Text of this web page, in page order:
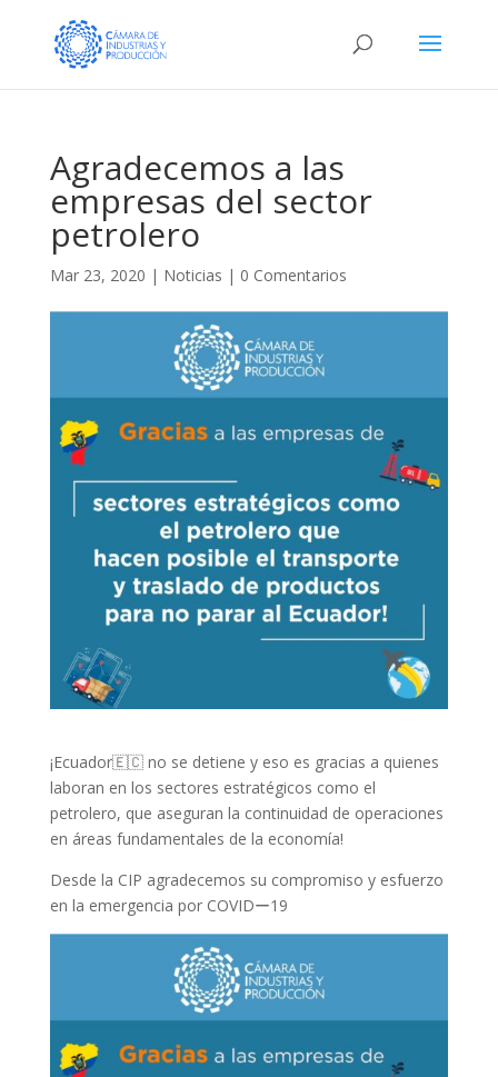
Agradecemos a las
empresas del sector
petrolero
Mar 23, 2020 | Noticias | 0 Comentarios
¡Ecuador🇪🇨 no se detiene y eso es gracias a quienes
laboran en los sectores estratégicos como el
petrolero, que aseguran la continuidad de operaciones
en áreas fundamentales de la economía!
Desde la CIP agradecemos su compromiso y esfuerzo
en la emergencia por COVIDー19